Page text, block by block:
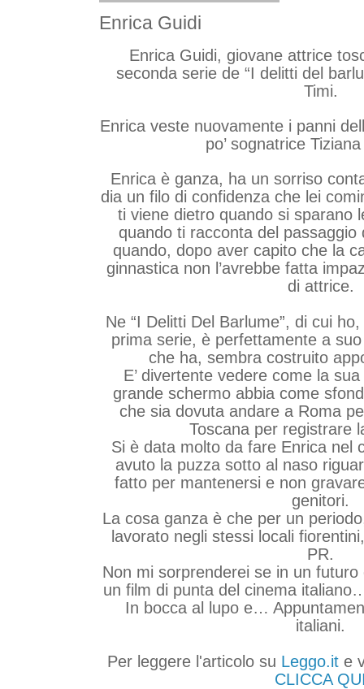
Enrica Guidi
Enrica Guidi, giovane attrice
seconda serie de “I delitti del
Timi.
Enrica veste nuovamente i panni
po’ sognatrice
Enrica è ganza, ha un sorriso
dia un filo di confidenza che lei
ti viene dietro quando si sparano
quando ti racconta del
quando, dopo aver capito che la
ginnastica non l’avrebbe fatta
di attrice.
Ne “I Delitti Del Barlume”, di cui
prima serie, è perfettamente a
che ha, sembra costruito
E’ divertente vedere come la
grande schermo abbia come
che sia dovuta andare a Roma
Toscana per registrare
Si è data molto da fare Enrica nel
avuto la puzza sotto al naso
fatto per mantenersi e non
genitori.
La cosa ganza è che per un
lavorato negli stessi locali
PR.
Non mi sorprenderei se in un
un film di punta del cinema
In bocca al lupo e…
italiani.
Per leggere l'articolo su Leggo.it e
CLICCA